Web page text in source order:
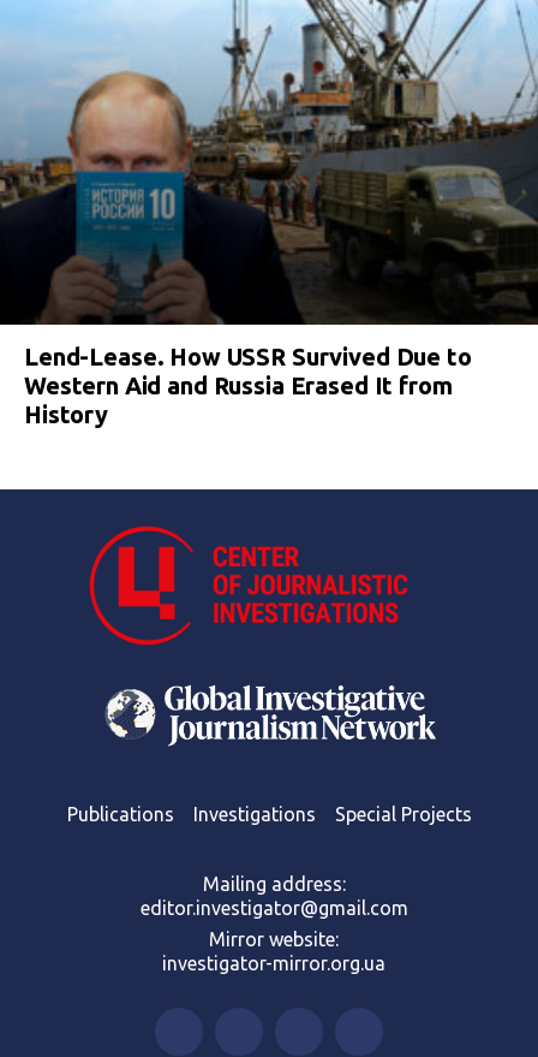
Lend-Lease. How USSR Survived Due to
Western Aid and Russia Erased It from
History
Publications Investigations Special Projects
Mailing address:
editor.investigator@gmail.com
Mirror website:
investigator-mirror.org.ua